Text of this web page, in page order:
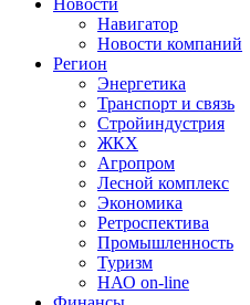
Новости
Навигатор
Новости компаний
Регион
Энергетика
Транспорт и связь
Стройиндустрия
ЖКХ
Агропром
Лесной комплекс
Экономика
Ретроспектива
Промышленность
Туризм
НАО on-line